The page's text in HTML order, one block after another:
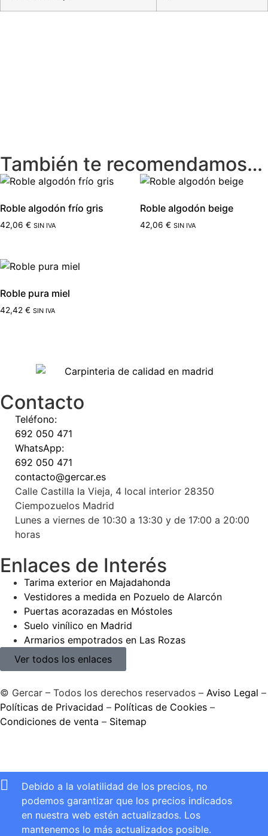
También te recomendamos…
Roble algodón frío gris
42,06 € SIN IVA
Roble algodón beige
42,06 € SIN IVA
Roble pura miel
42,42 € SIN IVA
Contacto
Teléfono:
692 050 471
WhatsApp:
692 050 471
contacto@gercar.es
Calle Castilla la Vieja, 4 local interior 28350
Ciempozuelos Madrid
Lunes a viernes de 10:30 a 13:30 y de 17:00 a 20:00
horas
Enlaces de Interés
Tarima exterior en Majadahonda
Vestidores a medida en Pozuelo de Alarcón
Puertas acorazadas en Móstoles
Suelo vinílico en Madrid
Armarios empotrados en Las Rozas
Ver todos los enlaces
© Gercar – Todos los derechos reservados – Aviso Legal –
Políticas de Privacidad – Políticas de Cookies –
Condiciones de venta – Sitemap
Debido a la volatilidad de los precios, no
podemos garantizar que los precios indicados
en nuestra web estén actualizados. Los
mantenemos lo más actualizados posible.